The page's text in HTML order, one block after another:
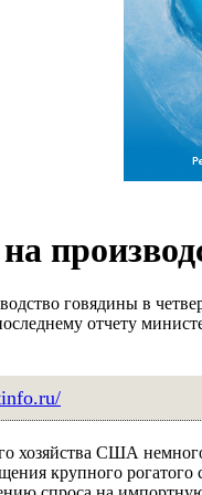
говядины в
отчету
хозяйства США
крупного